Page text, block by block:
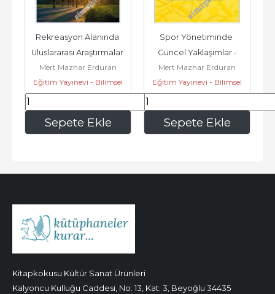
Sepete Ekle
Rekreasyon Alanında
Uluslararası Araştırmalar
- 1 -
Mert Mazhar Erduran
Eğitim Yayınevi - Bilimsel
Eserler
359,10 Sepete Ekle
Spor Yönetiminde
Güncel Yaklaşımlar -
Mert Mazhar Erduran
Eğitim Yayınevi - Bilimsel
Eserler
395,10
Kitapkokusu Kültür Sanat Ürünleri
Kalyoncu Kulluğu Caddesi, No: 13, Kat: 3, Beyoğlu 34435